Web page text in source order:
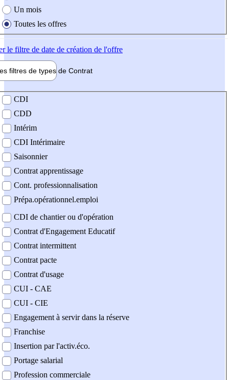
Un mois
Toutes les offres
le filtre de date de création de l'offre
filtres de types de Contrat
contrat
CDI
CDD
Intérim
CDI Intérimaire
Saisonnier
Contrat apprentissage
Cont. professionnalisation
Prépa.opérationnel.emploi
CDI de chantier ou d'opération
Contrat d'Engagement Educatif
Contrat intermittent
Contrat pacte
Contrat d'usage
CUI - CAE
CUI - CIE
Engagement à servir dans la réserve
Franchise
Insertion par l'activ.éco.
Portage salarial
Profession commerciale